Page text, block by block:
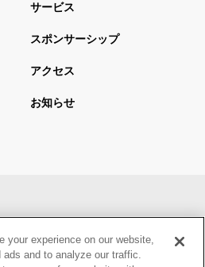
サービス
スポンサーシップ
アクセス
お知らせ
個人情報保護方針
your experience on our website,
and to analyze our traffic.